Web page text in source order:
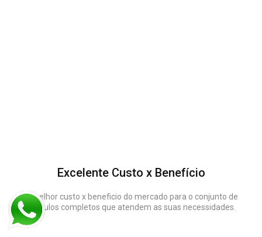
Excelente Custo x Benefício
O melhor custo x beneficio do mercado para o conjunto de
módulos completos que atendem as suas necessidades.